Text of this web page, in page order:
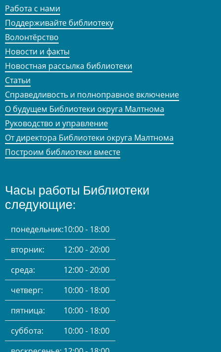
Работа с нами
Поддерживайте библиотеку
Волонтёрство
Новости и факты
Новостная рассылка библиотеки
Статьи
Справедливость и полноправное включение
О будущем Библиотеки округа Малтнома
Руководство и управление
От директора Библиотеки округа Малтнома
Построим библиотеки вместе
Часы работы Библиотеки
следующие:
понедельник:10:00 - 18:00
вторник:
12:00 - 20:00
среда:
12:00 - 20:00
четверг:
10:00 - 18:00
пятница:
10:00 - 18:00
суббота:
10:00 - 18:00